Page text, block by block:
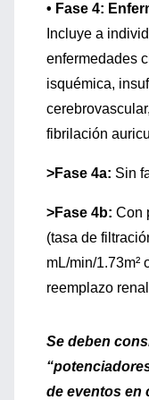
• Fase 4:
Incluye a
enfermedades
isquémica,
fibrilación
>Fase 4a: Sin
>Fase 4b: Con
(tasa de
mL/min/1.73m²
reemplazo
Se deben
de eventos en